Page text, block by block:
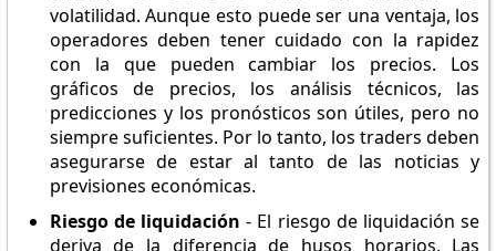
volatilidad. Aunque esto puede ser una ventaja, los
operadores deben tener cuidado con la rapidez
con la que pueden cambiar los precios. Los
gráficos de precios, los análisis técnicos, las
predicciones y los pronósticos son útiles, pero no
siempre suficientes. Por lo tanto, los traders deben
asegurarse de estar al tanto de las noticias y
previsiones económicas.
Riesgo de liquidación - El riesgo de liquidación se
deriva de la diferencia de husos horarios. Las